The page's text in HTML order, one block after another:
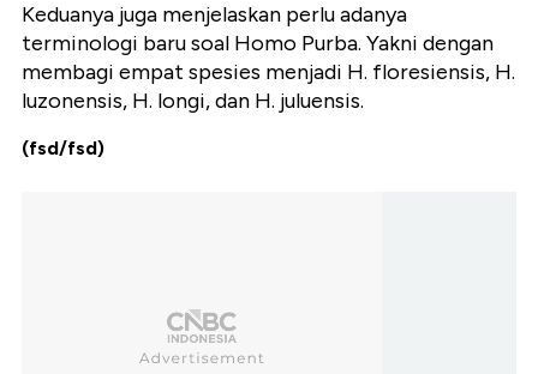
Keduanya juga menjelaskan perlu adanya
terminologi baru soal Homo Purba. Yakni dengan
membagi empat spesies menjadi H. floresiensis, H.
luzonensis, H. longi, dan H. juluensis.
(fsd/fsd)